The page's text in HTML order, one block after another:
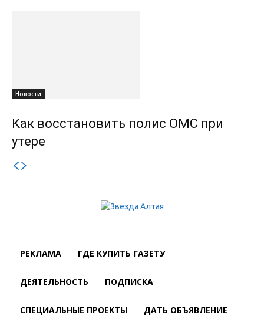
Новости
Как восстановить полис ОМС при
утере
РЕКЛАМА ГДЕ КУПИТЬ ГАЗЕТУ
ДЕЯТЕЛЬНОСТЬ ПОДПИСКА
СПЕЦИАЛЬНЫЕ ПРОЕКТЫ ДАТЬ ОБЪЯВЛЕНИЕ